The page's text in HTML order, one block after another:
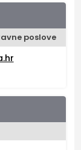
poslove